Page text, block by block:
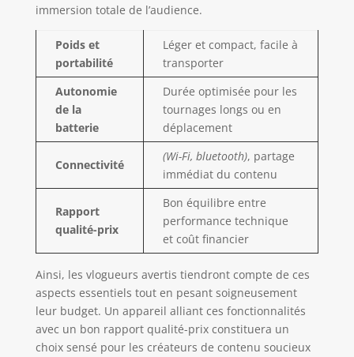
immersion totale de l’audience.
Poids et
portabilité
Léger et compact, facile à
transporter
Autonomie
de la
batterie
Durée optimisée pour les
tournages longs ou en
déplacement
Connectivité
(Wi-Fi, bluetooth), partage
immédiat du contenu
Rapport
qualité-prix
Bon équilibre entre
performance technique
et coût financier
Ainsi, les vlogueurs avertis tiendront compte de ces
aspects essentiels tout en pesant soigneusement
leur budget. Un appareil alliant ces fonctionnalités
avec un bon rapport qualité-prix constituera un
choix sensé pour les créateurs de contenu soucieux